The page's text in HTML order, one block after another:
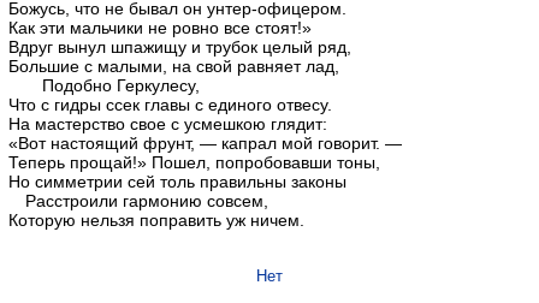
Божусь, что не бывал он унтер-офицером.
Как эти мальчики не ровно все стоят!»
Вдруг вынул шпажищу и трубок целый ряд,
Большие с малыми, на свой равняет лад,
Подобно Геркулесу,
Что с гидры ссек главы с единого отвесу.
На мастерство свое с усмешкою глядит:
«Вот настоящий фрунт, — капрал мой говорит. —
Теперь прощай!» Пошел, попробовавши тоны,
Но симметрии сей толь правильны законы
Расстроили гармонию совсем,
Которую нельзя поправить уж ничем.
Нет